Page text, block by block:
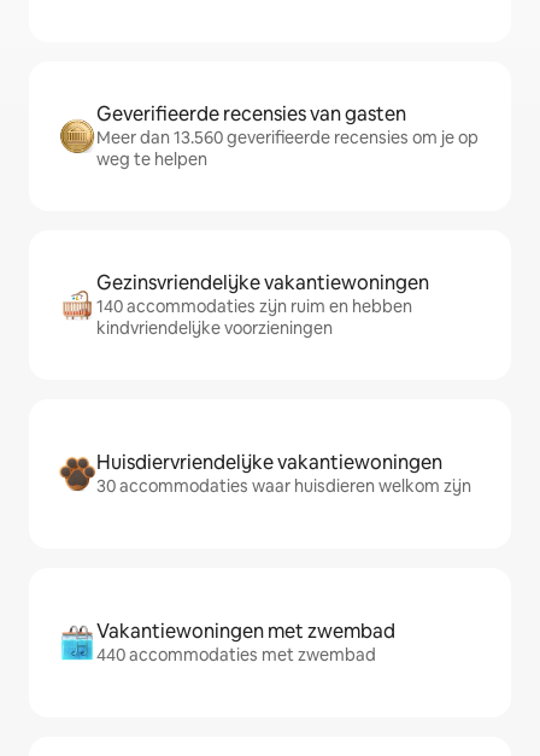
Geverifieerde recensies van gasten
Meer dan 13.560 geverifieerde recensies om je op
weg te helpen
Gezinsvriendelijke vakantiewoningen
140 accommodaties zijn ruim en hebben
kindvriendelijke voorzieningen
Huisdiervriendelijke vakantiewoningen
30 accommodaties waar huisdieren welkom zijn
Vakantiewoningen met zwembad
440 accommodaties met zwembad